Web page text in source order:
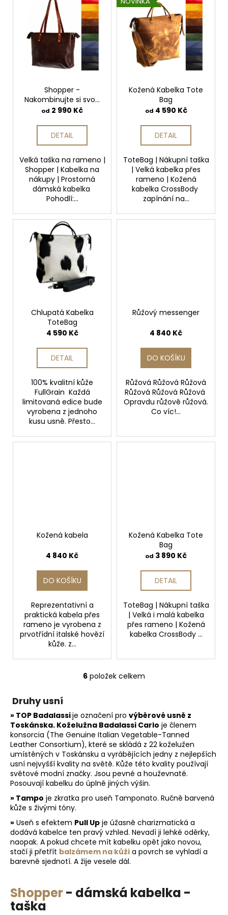
Shopper -
Nakombinujte si svou
kabelku
od 2 990 Kč
DETAIL
Velká taška na rameno |
Shopper | Kabelka na
nákupy | Prostorná
dámská kabelka
Pohodlí:...
Kožená Kabelka Tote
Bag
od 4 590 Kč
DETAIL
ToteBag | Nákupní taška
| Velká kabelka přes
rameno | Kožená
kabelka CrossBody
zapínání na...
Chlupatá Kabelka
ToteBag
4 590 Kč
DETAIL
100% kvalitní kůže
FullGrain Každá
limitovaná edice bude
vyrobena z jednoho
kusu usně. Přesto...
Růžový messenger
4 840 Kč
DO KOŠÍKU
Růžová Růžová Růžová
Růžová Růžová Růžová
Opravdu růžově růžová.
Co víc!...
Kožená kabela
4 840 Kč
DO KOŠÍKU
Reprezentativní a
praktická kabela přes
rameno je vyrobena z
prvotřídní italské hovězí
kůže. z...
Kožená Kabelka Tote
Bag
od 3 890 Kč
DETAIL
ToteBag | Nákupní taška
| Velká i malá kabelka
přes rameno | Kožená
kabelka CrossBody ...
O
á
d
a
c
í
p
r
v
k
y
v
ý
p
i
6 položek celkem
Druhy usní
» TOP Badalassije označení pro výběrové usně z
Toskánska. Koželužna Badalassi Carlo je členem
konsorcia (The Genuine Italian Vegetable-Tanned
Leather Consortium), které se skládá z 22 koželužen
umístěných v Toskánsku a vyrábějících jedny z nejlepších
usní nejvyšší kvality na světě. Kůže této kvality používají
světové modní značky. Jsou pevné a houževnaté.
Posouvají kabelku do úplně jiných výšin.
» Tampo je zkratka pro useň Tamponato. Ručně barvená
kůže s živými tóny.
» Useň s efektem Pull Up je úžasně charizmatická a
dodává kabelce ten pravý vzhled. Nevadí ji lehké oděrky,
naopak. A pokud chcete mít kabelku opět jako novou,
stačí ji přetřít balzámem na kůži a povrch se vyhladí a
barevně sjednotí. A žije vesele dál.
Shopper- dámská kabelka -
taška
KROTITELÉ
KABELŮ